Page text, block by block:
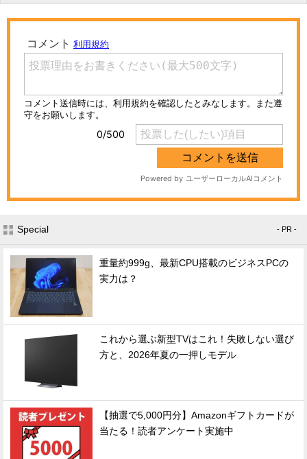
Special - PR -
重量約999g、最新CPU搭載のビジネスPCの
実力は？
これから選ぶ新型TVはこれ！失敗しない選び
方と、2026年夏の一押しモデル
【抽選で5,000円分】Amazonギフトカードが
当たる！読者アンケート実施中